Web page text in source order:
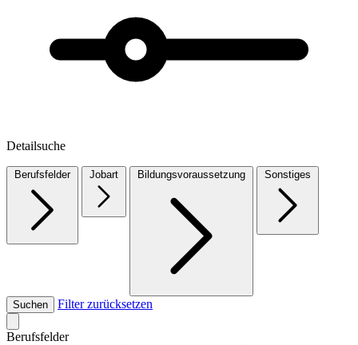
Detailsuche
Berufsfelder Jobart Bildungsvoraussetzung Sonstiges
Suchen Filter zurücksetzen
Berufsfelder